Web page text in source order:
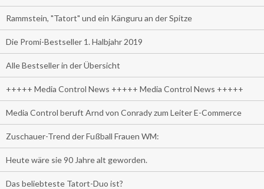
Rammstein, "Tatort" und ein Känguru an der Spitze
Die Promi-Bestseller 1. Halbjahr 2019
Alle Bestseller in der Übersicht
+++++ Media Control News +++++ Media Control News +++++
Media Control beruft Arnd von Conrady zum Leiter E-Commerce
Zuschauer-Trend der Fußball Frauen WM:
Heute wäre sie 90 Jahre alt geworden.
Das beliebteste Tatort-Duo ist?